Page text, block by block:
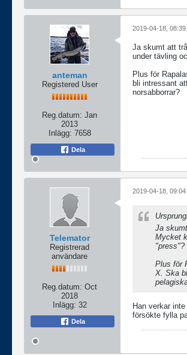
anteman
Registered User
Reg.datum: Jan
2013
Inlägg: 7658
Dela
2019-04-18, 08:39
Ja skumt att
under tävling
Plus för
bli intressant
norsabborrar?
Telemator
Registrerad
användare
Reg.datum: Oct
2018
Inlägg: 32
Dela
2019-04-18, 09:04
Ja
Mycket
"press"?
Plus för
X. Ska
Han verkar
försökte fylla